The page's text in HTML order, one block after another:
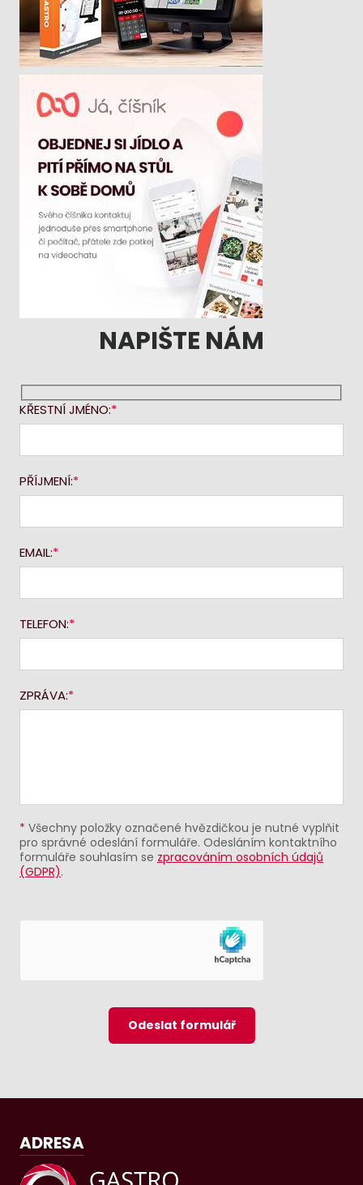
NAPIŠTE NÁM
KŘESTNÍ JMÉNO:
PŘÍJMENÍ:
EMAIL:
TELEFON:
ZPRÁVA:
* Všechny položky označené hvězdičkou je nutné vyplňit
pro správné odeslání formuláře. Odesláním kontaktního
formuláře souhlasím se zpracováním osobních údajů
(GDPR).
Odeslat formulář
ADRESA